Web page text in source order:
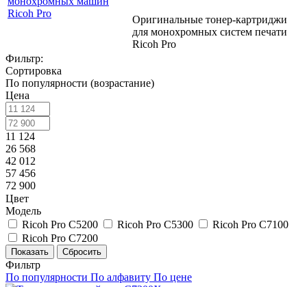
Оригинальные тонер-картриджи
для монохромных систем печати
Ricoh Pro
Фильтр:
Сортировка
По популярности (возрастание)
Цена
11 124
26 568
42 012
57 456
72 900
Цвет
Модель
Ricoh Pro C5200
Ricoh Pro C5300
Ricoh Pro C7100
Ricoh Pro C7200
Показать Сбросить
Фильтр
По популярности По алфавиту По цене